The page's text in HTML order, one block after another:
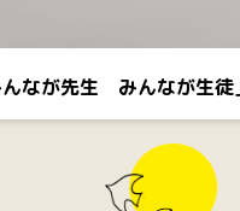
なが先生 みんなが生徒